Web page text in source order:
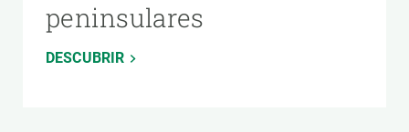
peninsulares
DESCUBRIR